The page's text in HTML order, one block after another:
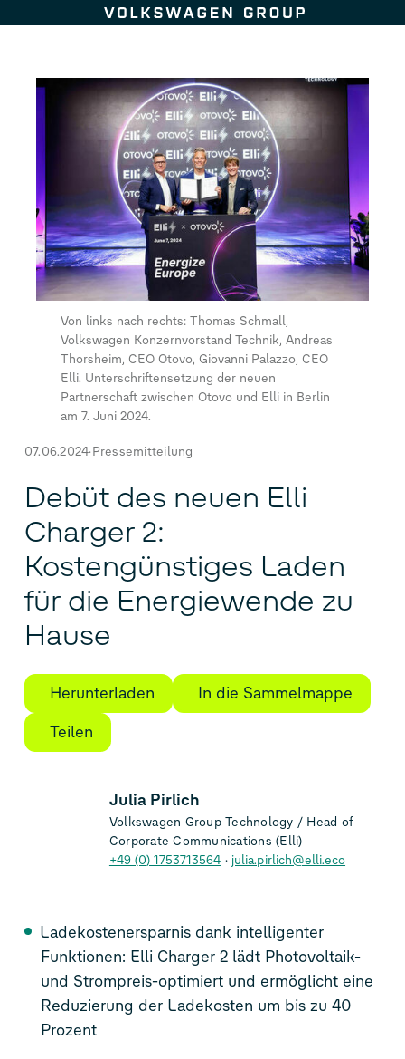
Zum Seiteninhalt springen
07.06.2024 Pressemitteilung
Debüt des neuen Elli
Charger 2:
Kostengünstiges Laden
für die Energiewende zu
Hause
Herunterladen
In die Sammelmappe
Teilen
Julia Pirlich
Volkswagen Group Technology / Head of
Corporate Communications (Elli)
+49 (0) 1753713564
julia.pirlich@elli.eco
Von links nach rechts: Thomas Schmall,
Volkswagen Konzernvorstand Technik, Andreas
Thorsheim, CEO Otovo, Giovanni Palazzo, CEO
Elli. Unterschriftensetzung der neuen
Partnerschaft zwischen Otovo und Elli in Berlin
am 7. Juni 2024.
Ladekostenersparnis dank intelligenter
Funktionen: Elli Charger 2 lädt Photovoltaik-
und Strompreis-optimiert und ermöglicht eine
Reduzierung der Ladekosten um bis zu 40
Prozent